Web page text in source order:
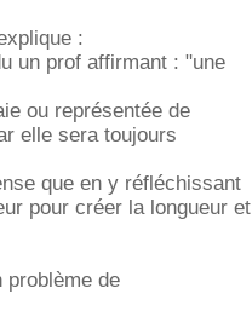
:
un prof affirmant : "une
ou représentée de
elle sera toujours
que en y réfléchissant
pour créer la longueur et
problème de